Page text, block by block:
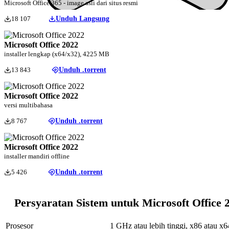
Microsoft Office 365 - image asli dari situs resmi
18 107 Unduh Langsung
Microsoft Office 2022
installer lengkap (x64/x32), 4225 MB
13 843 Unduh .torrent
Microsoft Office 2022
versi multibahasa
8 767 Unduh .torrent
Microsoft Office 2022
installer mandiri offline
5 426 Unduh .torrent
Persyaratan Sistem untuk Microsoft Office
Prosesor
1 GHz atau lebih tinggi, x86 atau